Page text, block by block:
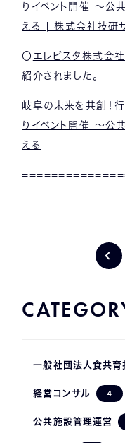
りイベント開催 ～公
える | 株式会社技研
〇 エレビスタ株式会社
紹介されました。
岐阜の未来を共創！
りイベント開催 ～公
える
=======
一般社団法人食共育
経営コンサル 4
公共施設管理運営